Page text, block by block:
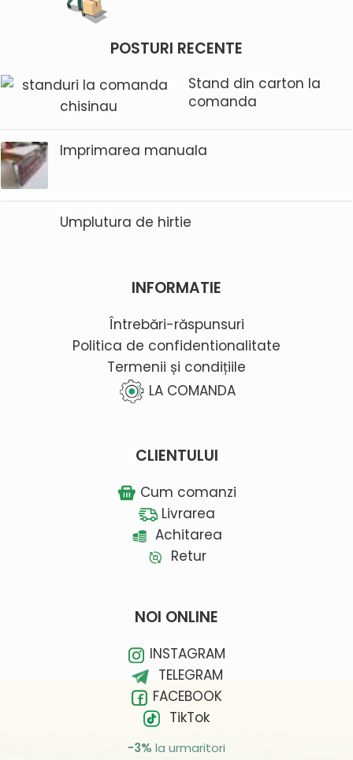
POSTURI RECENTE
Stand din carton la
comanda
Imprimarea manuala
Umplutura de hirtie
INFORMATIE
Întrebări-răspunsuri
Politica de confidentionalitate
Termenii și condițiile
LA COMANDA
CLIENTULUI
Cum comanzi
Livrarea
Achitarea
Retur
NOI ONLINE
INSTAGRAM
TELEGRAM
FACEBOOK
TikTok
-3% la urmaritori